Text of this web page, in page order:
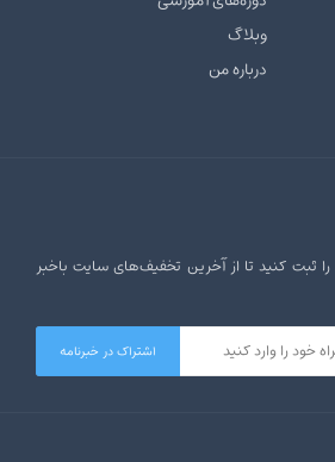
وبلاگ
درباره من
ثبت کنید تا از آخرین تخفیف‌های سایت باخبر